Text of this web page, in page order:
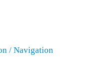
/ Navigation